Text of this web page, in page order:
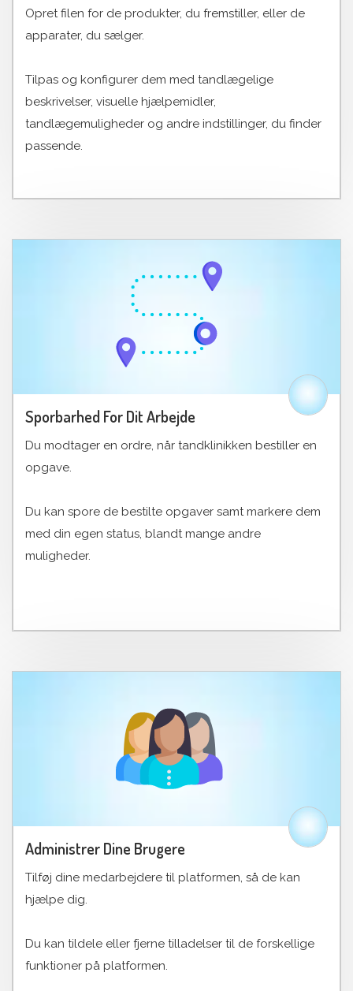
Opret filen for de produkter, du fremstiller, eller de
apparater, du sælger.
Tilpas og konfigurer dem med tandlægelige
beskrivelser, visuelle hjælpemidler,
tandlægemuligheder og andre indstillinger, du finder
passende.
Sporbarhed For Dit Arbejde
Du modtager en ordre, når tandklinikken bestiller en
opgave.
Du kan spore de bestilte opgaver samt markere dem
med din egen status, blandt mange andre
muligheder.
Administrer Dine Brugere
Tilføj dine medarbejdere til platformen, så de kan
hjælpe dig.
Du kan tildele eller fjerne tilladelser til de forskellige
funktioner på platformen.